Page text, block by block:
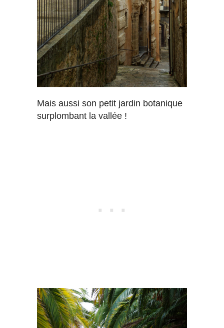
Mais aussi son petit jardin botanique
surplombant la vallée !